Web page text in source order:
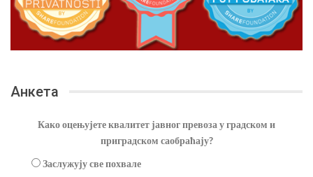
Анкета
Како оцењујете квалитет јавног превоза у градском и
приградском саобраћају?
Заслужују све похвале